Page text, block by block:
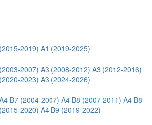
2019) A1 (2019-2025)
2007) A3 (2008-2012) A3 (2012-2016)
2023) A3 (2024-2026)
A4 B7 (2004-2007) A4 B8 (2007-2011) A4 B8
2020) A4 B9 (2019-2022)